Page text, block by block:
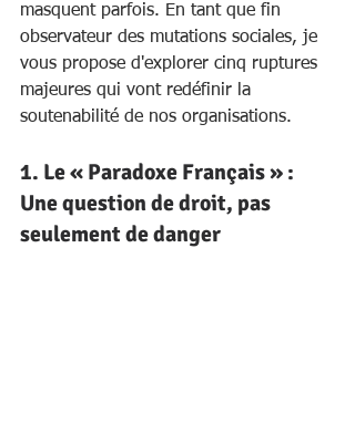
masquent parfois. En tant que fin
observateur des mutations sociales, je
vous propose d'explorer cinq ruptures
majeures qui vont redéfinir la
soutenabilité de nos organisations.
1. Le « Paradoxe Français » :
Une question de droit, pas
seulement de danger